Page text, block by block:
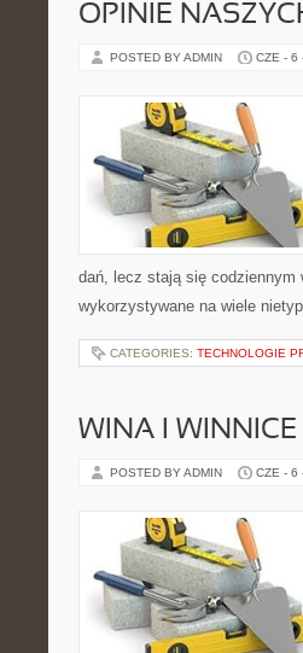
OPINIE
POSTED BY ADMIN CZE - 6
dań, lecz stają się codziennym
wykorzystywane na wiele
CATEGORIES: TECHNOLOGIE
WINA I WINNICE
POSTED BY ADMIN CZE - 6